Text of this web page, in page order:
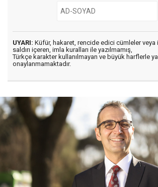
UYARI: Küfür, hakaret, rencide edici cümleler veya
saldırı içeren, imla kuralları ile yazılmamış,
Türkçe karakter kullanılmayan ve büyük harflerle
onaylanmamaktadır.